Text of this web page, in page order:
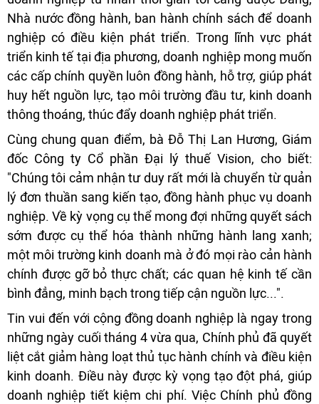
Nhà nước đồng hành, ban hành chính sách để doanh
nghiệp có điều kiện phát triển. Trong lĩnh vực phát
triển kinh tế tại địa phương, doanh nghiệp mong muốn
các cấp chính quyền luôn đồng hành, hỗ trợ, giúp phát
huy hết nguồn lực, tạo môi trường đầu tư, kinh doanh
thông thoáng, thúc đẩy doanh nghiệp phát triển.
Cùng chung quan điểm, bà Đỗ Thị Lan Hương, Giám
đốc Công ty Cổ phần Đại lý thuế Vision, cho biết:
"Chúng tôi cảm nhận tư duy rất mới là chuyển từ quản
lý đơn thuần sang kiến tạo, đồng hành phục vụ doanh
nghiệp. Về kỳ vọng cụ thể mong đợi những quyết sách
sớm được cụ thể hóa thành những hành lang xanh;
một môi trường kinh doanh mà ở đó mọi rào cản hành
chính được gỡ bỏ thực chất; các quan hệ kinh tế cần
bình đẳng, minh bạch trong tiếp cận nguồn lực...".
Tin vui đến với cộng đồng doanh nghiệp là ngay trong
những ngày cuối tháng 4 vừa qua, Chính phủ đã quyết
liệt cắt giảm hàng loạt thủ tục hành chính và điều kiện
kinh doanh. Điều này được kỳ vọng tạo đột phá, giúp
doanh nghiệp tiết kiệm chi phí. Việc Chính phủ đồng